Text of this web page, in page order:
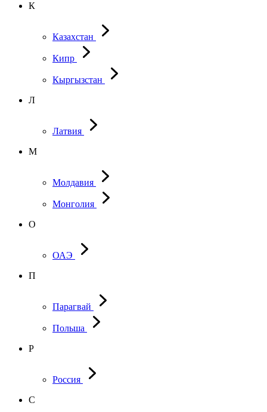
К
Казахстан
Кипр
Кыргызстан
Л
Латвия
М
Молдавия
Монголия
О
ОАЭ
П
Парагвай
Польша
Р
Россия
С